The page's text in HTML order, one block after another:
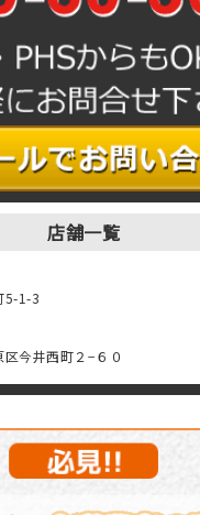
店舗一覧
5-1-3
今井西町２−６０